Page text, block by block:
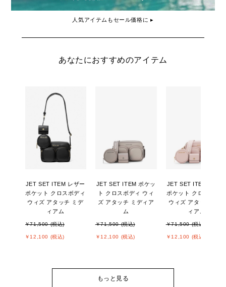
人気アイテムもセール価格に ▸
あなたにおすすめのアイテム
JET SET ITEM レザー
ポケット クロスボディ
ウィズ アタッチ ミデ
ィアム
￥71,500 (税込)
￥12,100 (税込)
JET SET ITEM ポケッ
ト クロスボディ ウィ
ズ アタッチ ミディア
ム
￥71,500 (税込)
￥12,100 (税込)
JET SET ITEM レザ
ポケット クロスボデ
ウィズ アタッチ ミデ
ィアム
￥71,500 (税込)
￥12,100 (税込)
もっと見る